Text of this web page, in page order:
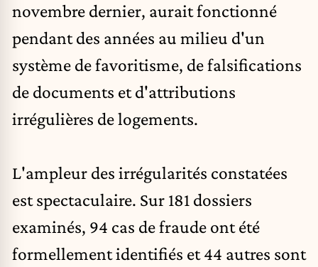
novembre dernier, aurait fonctionné
pendant des années au milieu d'un
système de favoritisme, de falsifications
de documents et d'attributions
irrégulières de logements.
L'ampleur des irrégularités constatées
est spectaculaire. Sur 181 dossiers
examinés, 94 cas de fraude ont été
formellement identifiés et 44 autres sont